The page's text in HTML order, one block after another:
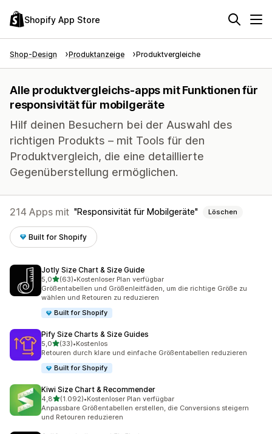
Shopify App Store
Shop-Design Produktanzeige Produktvergleiche
Alle produktvergleichs-apps mit Funktionen für
responsivität für mobilgeräte
Hilf deinen Besuchern bei der Auswahl des
richtigen Produkts – mit Tools für den
Produktvergleich, die eine detaillierte
Gegenüberstellung ermöglichen.
214 Apps mit Responsivität für Mobilgeräte Löschen
Built for Shopify
Jotly Size Chart & Size Guide
5,0von 5 Sternen
(63)
63 Rezensionen insgesamt
•Kostenloser Plan verfügbar
Größentabellen und Größenleitfäden, um die richtige Größe zu
wählen und Retouren zu reduzieren
Built for Shopify
Pify Size Charts & Size Guides
5,0von 5 Sternen
(33)
33 Rezensionen insgesamt
•Kostenlos
Retouren durch klare und einfache Größentabellen reduzieren
Built for Shopify
Kiwi Size Chart & Recommender
4,8von 5 Sternen
(1.092)
1092 Rezensionen insgesamt
•Kostenloser Plan verfügbar
Anpassbare Größentabellen erstellen, die Conversions steigern
und Retouren reduzieren